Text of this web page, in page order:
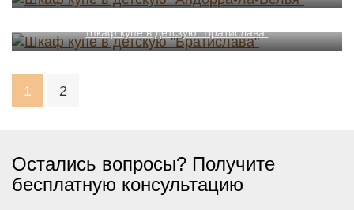
Шкаф купе в детскую "Братислава"
1 2
Остались вопросы? Получите
бесплатную консультацию